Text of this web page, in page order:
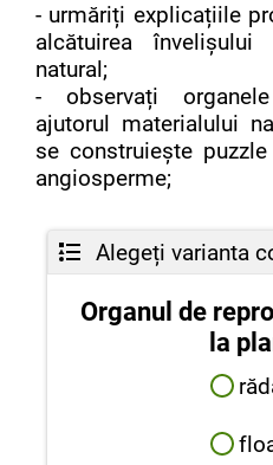
- urmăriți explicațiile
alcătuirea
natural;
- observați
ajutorul materialului
se construiește
angiosperme;
Alegeți varianta
Organul de
la